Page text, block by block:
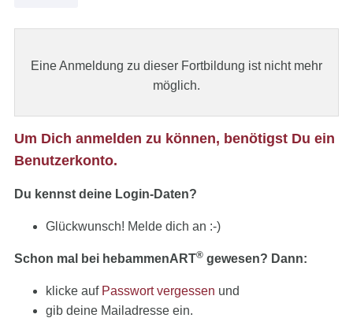
Eine Anmeldung zu dieser Fortbildung ist nicht mehr
möglich.
Um Dich anmelden zu können, benötigst Du ein
Benutzerkonto.
Du kennst deine Login-Daten?
Glückwunsch! Melde dich an :-)
Schon mal bei hebammenART® gewesen? Dann:
klicke auf Passwort vergessen und
gib deine Mailadresse ein.